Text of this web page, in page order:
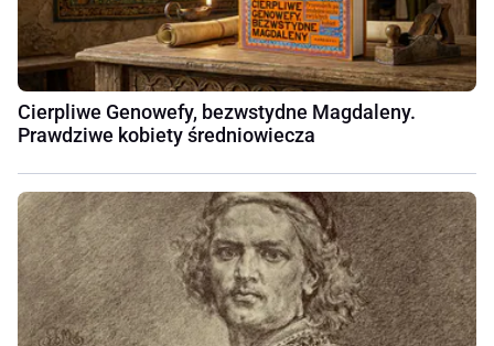
Cierpliwe Genowefy, bezwstydne Magdaleny.
Prawdziwe kobiety średniowiecza